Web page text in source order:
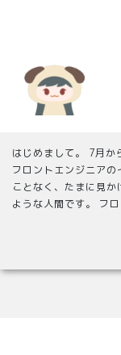
はじめまして。 7月か
フロントエンジニア
ことなく、たまに見
ような人間です。 フ